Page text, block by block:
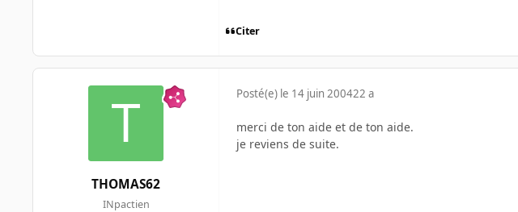
Citer
THOMAS62
INpactien
Posté(e) le 14 juin 200422 a
merci de ton aide et de ton aide.
je reviens de suite.